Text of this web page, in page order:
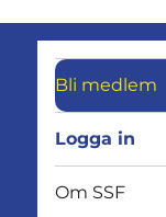
Bli medlem
Logga in
Om SSF